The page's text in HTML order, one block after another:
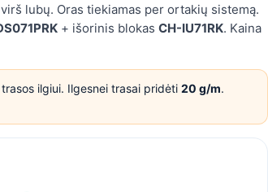
lubų. Oras tiekiamas per ortakių sistemą.
+ išorinis blokas CH-IU71RK. Kaina
trasos ilgiui. Ilgesnei trasai pridėti 20 g/m.